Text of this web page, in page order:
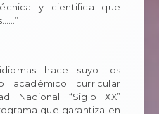
y cientifica que
hace suyo los
académico curricular
Nacional “Siglo XX”
que garantiza en